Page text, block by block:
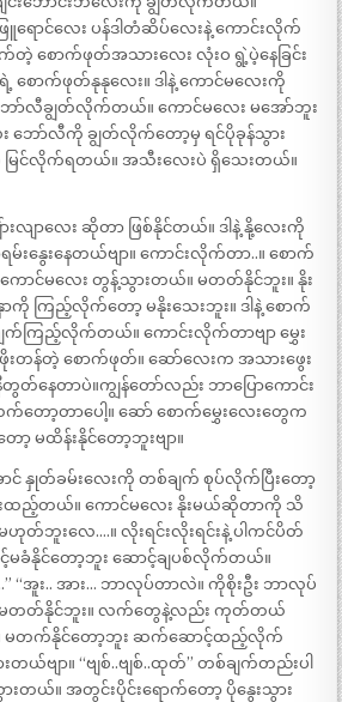
ောင်လေး ပန်ဒါတံဆိပ်လေးနဲ့ ကောင်းလိုက်
က်တဲ့ စောက်ဖုတ်အသားလေး လုံးဝ ရွဲ့ပဲ့နေခြင်း
ောက်ဖုတ်နုနုလေး။ ဒါနဲ့ ကောင်မလေးကို
ာ်လီချွတ်လိုက်တယ်။ ကောင်မလေး မအော်ဘူး
း ဘော်လီကို ချွတ်လိုက်တော့မှ ရင်ပိုခုန်သွား
မြင်လိုက်ရတယ်။ အသီးလေးပဲ ရှိသေးတယ်။
လျာလေး ဆိုတာ ဖြစ်နိုင်တယ်။ ဒါနဲ့ နို့လေးကို
ေးနေတယ်ဗျာ။ ကောင်းလိုက်တာ..။ စောက်
င်မလေး တွန့်သွားတယ်။ မတတ်နိုင်ဘူး။ နိုး
ာကို ကြည့်လိုက်တော့ မနိုးသေးဘူး။ ဒါနဲ့ စောက်
ျက်ကြည့်လိုက်တယ်။ ကောင်းလိုက်တာဗျာ မွှေး
းတန်တဲ့ စောက်ဖုတ်။ ဆော်လေးက အသားဖွေး
နေတာပဲ။ကျွန်တော်လည်း ဘာပြောကောင်း
ော့တာပေါ့။ ဆော် စောက်မွှေးလေးတွေက
ာ့ မထိန်းနိုင်တော့ဘူးဗျာ။
င် နှုတ်ခမ်းလေးကို တစ်ချက် စုပ်လိုက်ပြီးတော့
ထိုးထည့်တယ်။ ကောင်မလေး နိုးမယ်ဆိုတာကို သိ
တ်ဘူးလေ….။ လိုးရင်းလိုးရင်းနဲ့ ပါကင်ပိတ်
င့်မခံနိုင်တော့ဘူး ဆောင့်ချပစ်လိုက်တယ်။
တ်……” “အူး.. အား… ဘာလုပ်တာလဲ။ ကိုစိုးဦး ဘာလုပ်
မတတ်နိုင်ဘူး။ လက်တွေနဲ့လည်း ကုတ်တယ်
မတက်နိုင်တော့ဘူး ဆက်‌ဆောင့်ထည့်လိုက်
ယ်ဗျာ။ “ဗျစ်..ဗျစ်..ထုတ်” တစ်ချက်တည်းပါ
းတယ်။ အတွင်းပိုင်းရောက်တော့ ပိုနွေးသွား